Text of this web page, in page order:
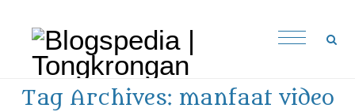
Tag Archives: manfaat video